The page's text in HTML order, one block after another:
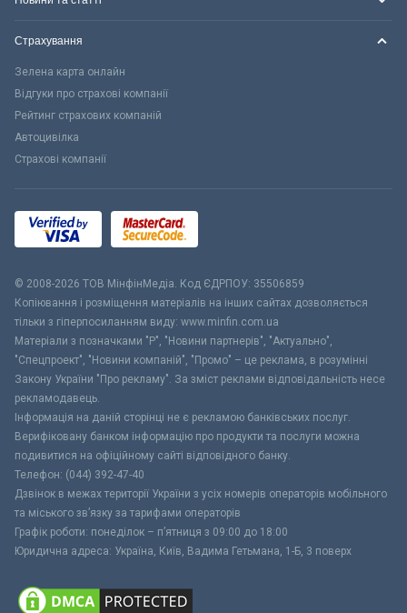
Страхування
Зелена карта онлайн
Відгуки про страхові компанії
Рейтинг страхових компаній
Автоцивілка
Страхові компанії
© 2008-2026 ТОВ МiнфiнМедiа. Код ЄДРПОУ: 35506859
Копіювання і розміщення матеріалів на інших сайтах дозволяється
тільки з гіперпосиланням виду: www.minfin.com.ua
Матеріали з позначками "Р", "Новини партнерів", "Актуально",
"Спецпроект", "Новини компаній", "Промо" – це реклама, в розумінні
Закону України "Про рекламу". За зміст реклами відповідальність несе
рекламодавець.
Інформація на даній сторінці не є рекламою банківських послуг.
Верифіковану банком інформацію про продукти та послуги можна
подивитися на офіційному сайті відповідного банку.
Телефон: (044) 392-47-40
Дзвінок в межах території України з усіх номерів операторів мобільного
та міського зв’язку за тарифами операторів
Графік роботи: понеділок – п’ятниця з 09:00 до 18:00
Юридична адреса: Україна, Київ, Вадима Гетьмана, 1-Б, 3 поверх